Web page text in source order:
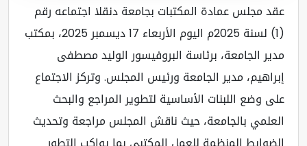
مجلس عمادة المكتبات بجامعة دنقلا اجتماعه رقم
(1) لسنة 2025م اليوم الأربعاء 17 ديسمبر 2025، بمكتب
الجامعة، برئاسة البروفيسور الوليد مصطفى
مدير الجامعة ورئيس المجلس. وتركز الاجتماع
وضع اللبنات الأساسية لتطوير المراجع والبحث
بالجامعة، حيث ناقش المجلس مراجعة وتحديث